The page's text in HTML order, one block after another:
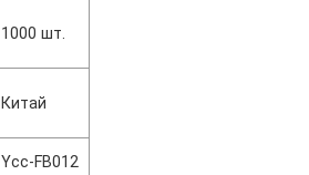
1000 шт.
Китай
Ycc-FB012